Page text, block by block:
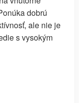
dobrú
ale nie je
s vysokým